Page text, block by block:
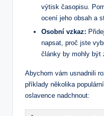
výtisk časopisu.
ocení jeho obsah a
Osobní vzkaz:
napsat, proč jste
články by mohly být
Abychom vám usnadnili
příklady několika
oslavence nadchnout: